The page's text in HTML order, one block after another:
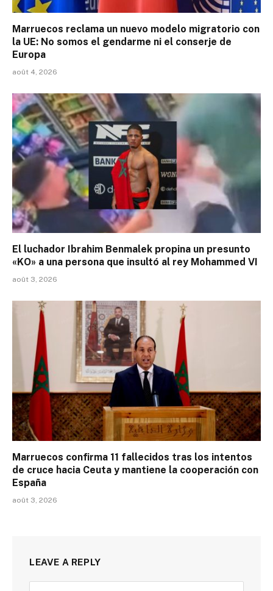
Marruecos reclama un nuevo modelo migratorio con
la UE: No somos el gendarme ni el conserje de
Europa
août 4, 2026
El luchador Ibrahim Benmalek propina un presunto
«KO» a una persona que insultó al rey Mohammed VI
août 3, 2026
Marruecos confirma 11 fallecidos tras los intentos
de cruce hacia Ceuta y mantiene la cooperación con
España
août 3, 2026
LEAVE A REPLY